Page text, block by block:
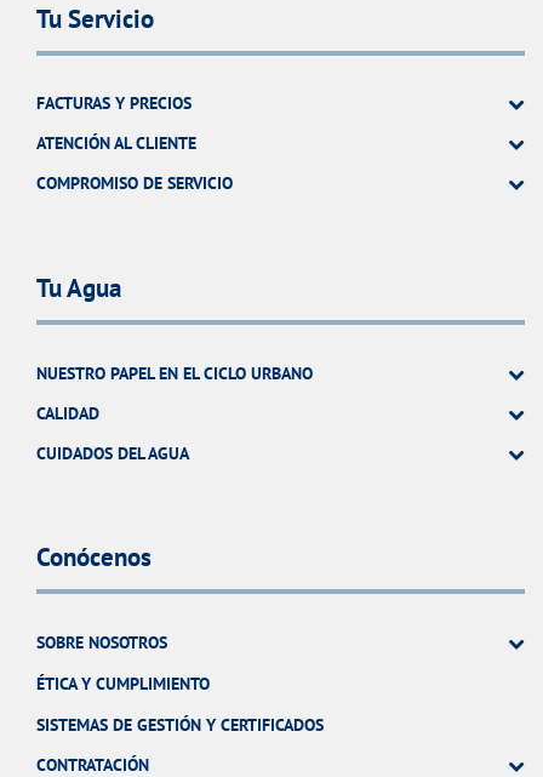
Tu Servicio
FACTURAS Y PRECIOS
ATENCIÓN AL CLIENTE
COMPROMISO DE SERVICIO
Tu Agua
NUESTRO PAPEL EN EL CICLO URBANO
CALIDAD
CUIDADOS DEL AGUA
Conócenos
SOBRE NOSOTROS
ÉTICA Y CUMPLIMIENTO
SISTEMAS DE GESTIÓN Y CERTIFICADOS
CONTRATACIÓN